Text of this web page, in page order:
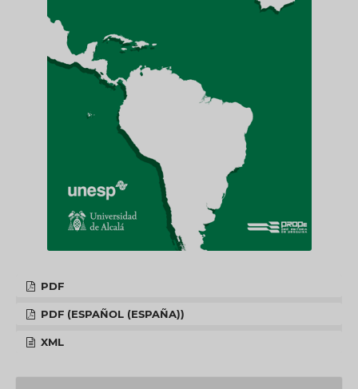
PDF
PDF (ESPAÑOL (ESPAÑA))
XML